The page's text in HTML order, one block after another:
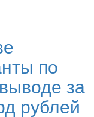
по
за
рублей